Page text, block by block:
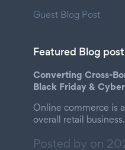
Guest Blog Post
Featured Blog post
Converting Cross-
Black Friday &
Online commerce is
overall retail business.
Posted by on